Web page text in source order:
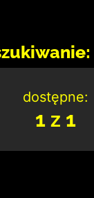
dostępne:
1 z 1